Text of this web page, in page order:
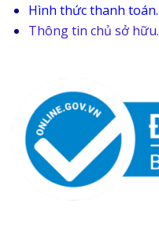
Hình thức thanh toán.
Thông tin chủ sở hữu.